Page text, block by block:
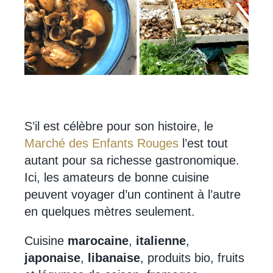
S’il est célèbre pour son histoire, le
Marché des Enfants Rouges l’est tout
autant pour sa richesse gastronomique.
Ici, les amateurs de bonne cuisine
peuvent voyager d’un continent à l’autre
en quelques mètres seulement.
Cuisine marocaine, italienne,
japonaise, libanaise, produits bio, fruits